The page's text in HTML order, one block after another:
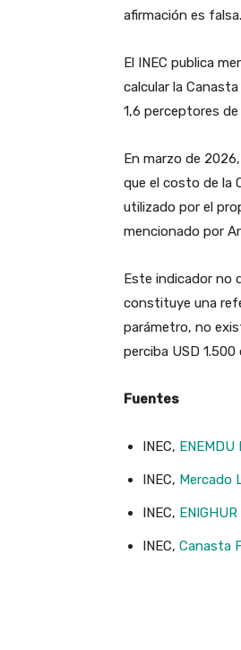
afirmación es falsa.
El INEC publica
calcular la
1,6 perceptores de
En marzo de
que el costo de la
utilizado por el
mencionado por
Este indicador no
constituye una
parámetro, no
perciba USD 1.500
Fuentes
INEC,
INEC, Mercado
INEC, ENIGHUR
INEC, Canasta